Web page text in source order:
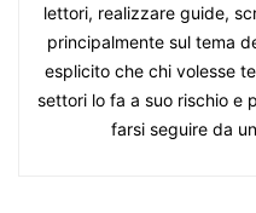
lettori, realizzare guide,
principalmente sul tema
esplicito che chi volesse
settori lo fa a suo rischio e
farsi seguire da